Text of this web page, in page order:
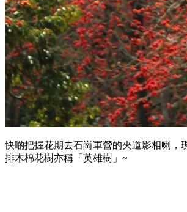
快啲把握花期去石崗軍營的夾道影相喇，
排木棉花樹亦稱「英雄樹」~